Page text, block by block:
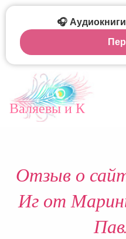
Валяевы и К
Отзыв о
Иг от
🎧